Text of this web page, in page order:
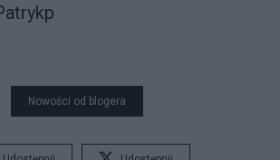
Nowości od blogera